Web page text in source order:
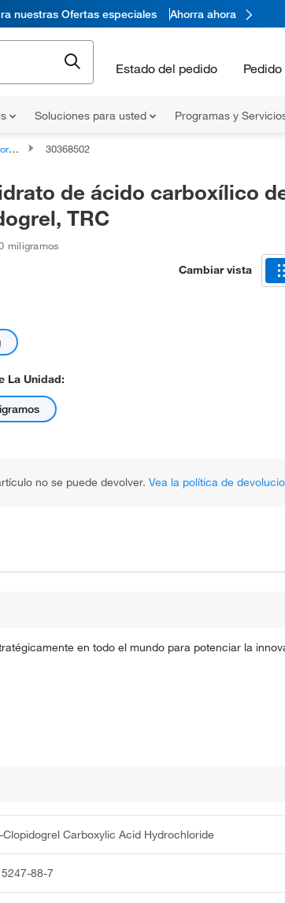
nuestras Ofertas especiales Ahorra ahora
Estado del pedido
Soluciones para usted Programas y
30368502
de ácido carboxílico
TRC
miligramos
Cambiar vista
La Unidad:
no se puede devolver. Vea la política de
en todo el mundo para potenciar la
Carboxylic Acid Hydrochloride
88-7